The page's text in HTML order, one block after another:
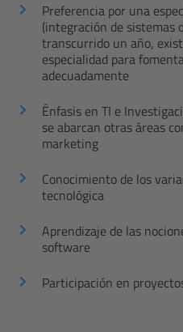
Preferencia por una
(integración de sistemas
transcurrido un año,
especialidad para
adecuadamente
Énfasis en TI e
se abarcan otras áreas
marketing
Conocimiento de los
tecnológica
Aprendizaje de las
software
Participación en